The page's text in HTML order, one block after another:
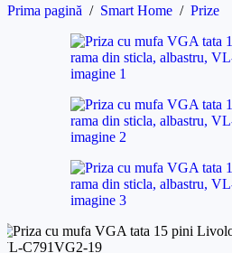
Prima pagină / Smart Home / Prize